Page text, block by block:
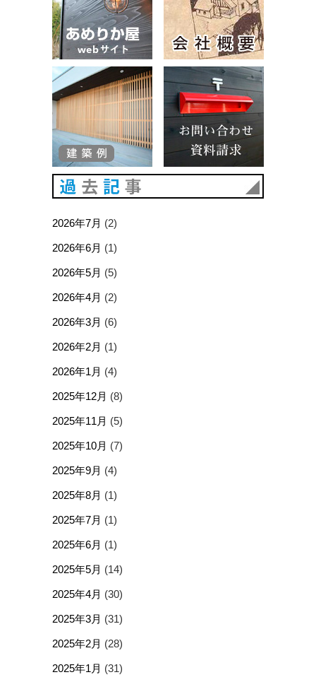
2026年7月 (2)
2026年6月 (1)
2026年5月 (5)
2026年4月 (2)
2026年3月 (6)
2026年2月 (1)
2026年1月 (4)
2025年12月 (8)
2025年11月 (5)
2025年10月 (7)
2025年9月 (4)
2025年8月 (1)
2025年7月 (1)
2025年6月 (1)
2025年5月 (14)
2025年4月 (30)
2025年3月 (31)
2025年2月 (28)
2025年1月 (31)